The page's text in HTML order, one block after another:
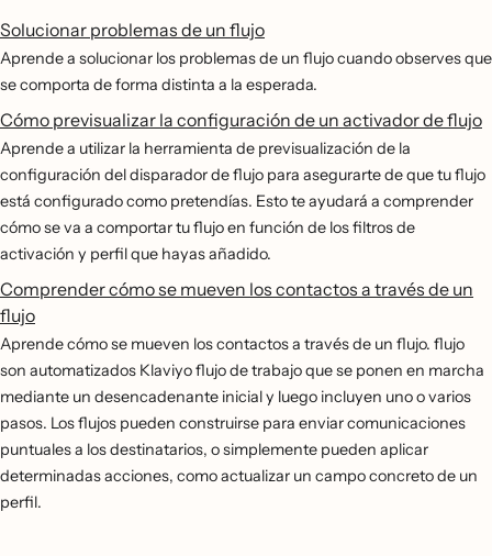
Solucionar problemas de un flujo
Aprende a solucionar los problemas de un flujo cuando observes que
se comporta de forma distinta a la esperada.
Cómo previsualizar la configuración de un activador de flujo
Aprende a utilizar la herramienta de previsualización de la
configuración del disparador de flujo para asegurarte de que tu flujo
está configurado como pretendías. Esto te ayudará a comprender
cómo se va a comportar tu flujo en función de los filtros de
activación y perfil que hayas añadido.
Comprender cómo se mueven los contactos a través de un
flujo
Aprende cómo se mueven los contactos a través de un flujo. flujo
son automatizados Klaviyo flujo de trabajo que se ponen en marcha
mediante un desencadenante inicial y luego incluyen uno o varios
pasos. Los flujos pueden construirse para enviar comunicaciones
puntuales a los destinatarios, o simplemente pueden aplicar
determinadas acciones, como actualizar un campo concreto de un
perfil.